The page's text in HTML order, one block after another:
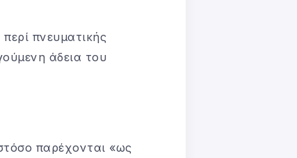
πνευματικής
άδεια του
παρέχονται «ως